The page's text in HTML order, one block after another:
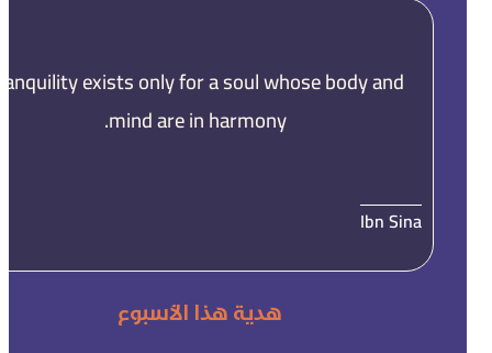
exists only for a soul whose body and
mind are in harmony.
Ibn Sina
هدية هذا الأسبوع